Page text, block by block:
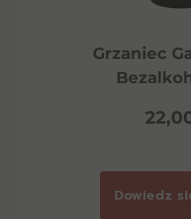
Grzaniec
Dowiedz